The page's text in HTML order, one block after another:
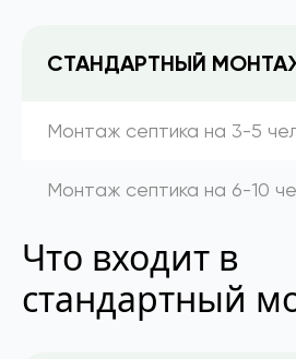
СТАНДАРТНЫЙ
Монтаж септика на 3-5
Монтаж септика на 6-10
Что входит в
стандартный